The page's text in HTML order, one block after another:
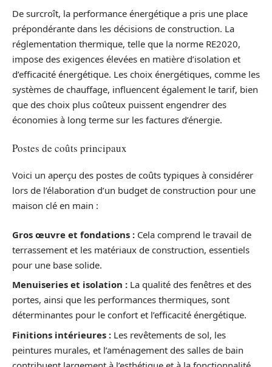
De surcroît, la performance énergétique a pris une place
prépondérante dans les décisions de construction. La
réglementation thermique, telle que la norme RE2020,
impose des exigences élevées en matière d’isolation et
d’efficacité énergétique. Les choix énergétiques, comme les
systèmes de chauffage, influencent également le tarif, bien
que des choix plus coûteux puissent engendrer des
économies à long terme sur les factures d’énergie.
Postes de coûts principaux
Voici un aperçu des postes de coûts typiques à considérer
lors de l’élaboration d’un budget de construction pour une
maison clé en main :
Gros œuvre et fondations : Cela comprend le travail de
terrassement et les matériaux de construction, essentiels
pour une base solide.
Menuiseries et isolation : La qualité des fenêtres et des
portes, ainsi que les performances thermiques, sont
déterminantes pour le confort et l’efficacité énergétique.
Finitions intérieures : Les revêtements de sol, les
peintures murales, et l’aménagement des salles de bain